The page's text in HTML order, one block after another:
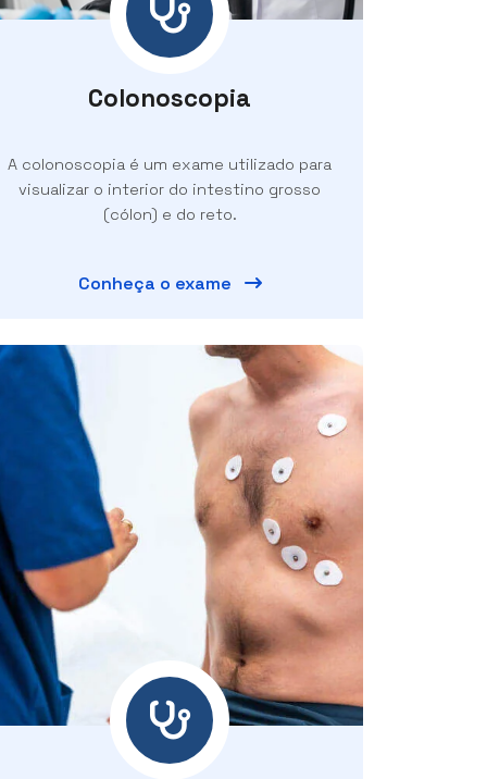
Colonoscopia
A colonoscopia é um exame utilizado para
visualizar o interior do intestino grosso
(cólon) e do reto.
Conheça o exame